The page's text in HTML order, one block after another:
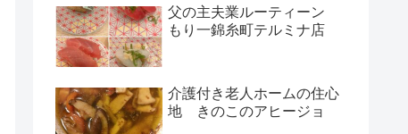
父の主夫業ルーティーン
もり一錦糸町テルミナ店
介護付き老人ホームの住心
地 きのこのアヒージョ